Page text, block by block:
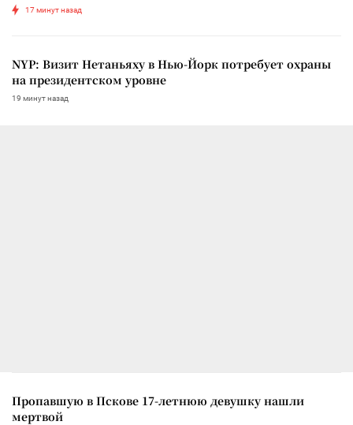
17 минут назад
NYP: Визит Нетаньяху в Нью-Йорк потребует охраны
на президентском уровне
19 минут назад
Пропавшую в Пскове 17-летнюю девушку нашли
мертвой